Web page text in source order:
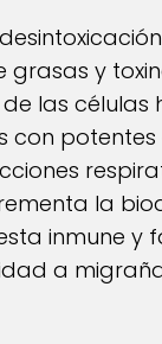
grasas y
las células
con
la
inmune y
a